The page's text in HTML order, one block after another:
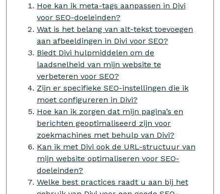
Hoe kan ik meta-tags aanpassen in Divi
voor SEO-doeleinden?
Wat is het belang van alt-tekst toevoegen
aan afbeeldingen in Divi voor SEO?
Biedt Divi hulpmiddelen om de
laadsnelheid van mijn website te
verbeteren voor SEO?
Zijn er specifieke SEO-instellingen die ik
moet configureren in Divi?
Hoe kan ik zorgen dat mijn pagina’s en
berichten geoptimaliseerd zijn voor
zoekmachines met behulp van Divi?
Kan ik met Divi ook de URL-structuur van
mijn website optimaliseren voor SEO-
doeleinden?
Welke best practices raadt u aan bij het